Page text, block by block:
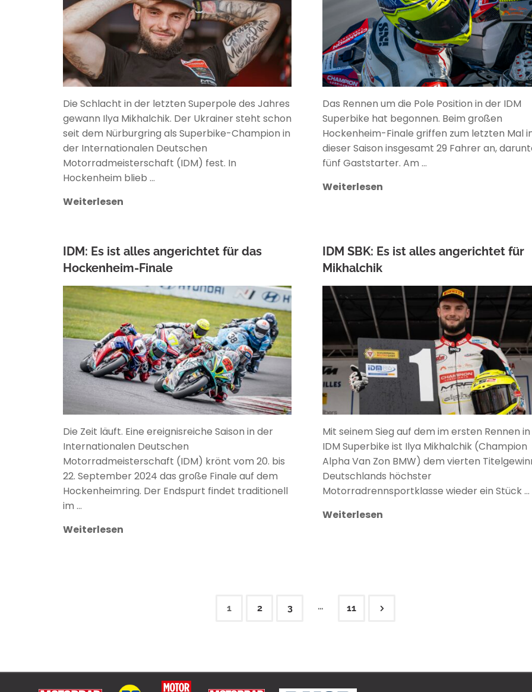
Die Schlacht in der letzten Superpole des Jahres
gewann Ilya Mikhalchik. Der Ukrainer steht schon
seit dem Nürburgring als Superbike-Champion in
der Internationalen Deutschen
Motorradmeisterschaft (IDM) fest. In
Hockenheim blieb …
Weiterlesen
Das Rennen um die Pole Position in der IDM
Superbike hat begonnen. Beim großen
Hockenheim-Finale griffen zum letzten Mal
dieser Saison insgesamt 29 Fahrer an,
fünf Gaststarter. Am …
Weiterlesen
IDM: Es ist alles angerichtet für das
Hockenheim-Finale
ANKE WIECZOREK
Die Zeit läuft. Eine ereignisreiche Saison in der
Internationalen Deutschen
Motorradmeisterschaft (IDM) krönt vom 20. bis
22. September 2024 das große Finale auf dem
Hockenheimring. Der Endspurt findet traditionell
im …
Weiterlesen
IDM SBK: Es ist alles angerichtet für
Mikhalchik
ANKE WIECZOREK
Mit seinem Sieg auf dem im ersten Rennen
IDM Superbike ist Ilya Mikhalchik (Champion
Alpha Van Zon BMW) dem vierten
Deutschlands höchster
Motorradrennsportklasse wieder ein Stück …
Weiterlesen
1 2 3 … 11